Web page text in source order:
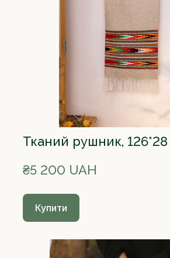
Тканий рушник,
₴5 200 UAH
Купити